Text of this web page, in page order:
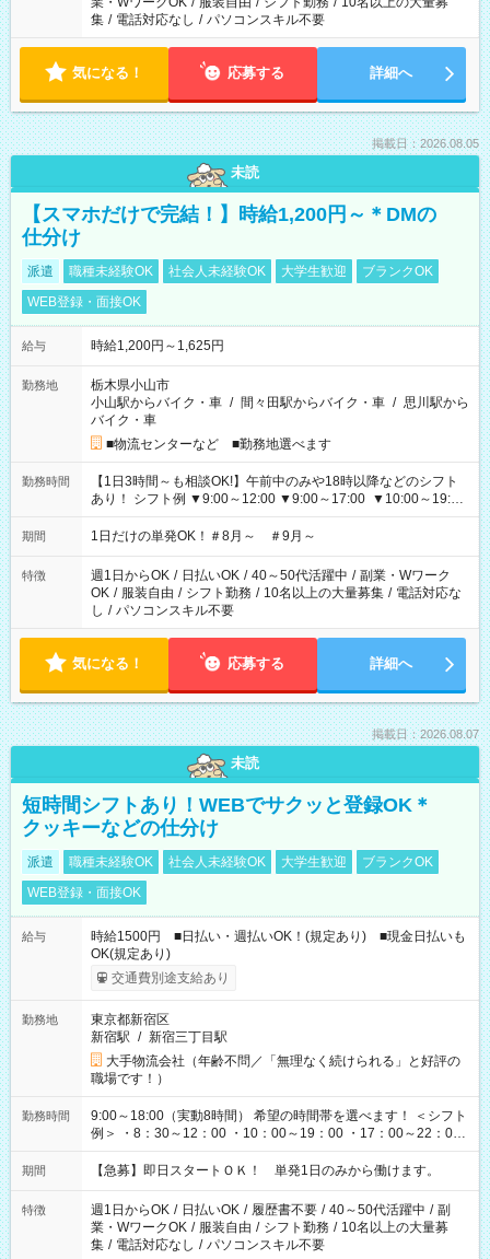
集 / 電話対応なし / パソコンスキル不要
気になる！ 応募する 詳細へ
掲載日：2026.08.05
未読
【スマホだけで完結！】時給1,200円～＊DMの
仕分け
派遣 職種未経験OK 社会人未経験OK 大学生歓迎
ブランクOK
WEB登録・面接OK
給与 時給1,200円～1,625円
勤務地
栃木県小山市
小山駅からバイク・車 / 間々田駅からバイク・車 / 思川駅から
バイク・車
■物流センターなど ■勤務地選べます
勤務時間
【1日3時間～も相談OK!】午前中のみや18時以降などのシフト
あり！ シフト例 ▼9:00～12:00 ▼9:00～17:00 ▼10:00～19:00
▼18:00～21:00
期間 1日だけの単発OK！＃8月～ ＃9月～
特徴 週1日からOK / 日払いOK / 40～50代活躍中 / 副業・Wワーク
OK / 服装自由 / シフト勤務 / 10名以上の大量募集 / 電話対応な
し / パソコンスキル不要
気になる！ 応募する 詳細へ
掲載日：2026.08.07
未読
短時間シフトあり！WEBでサクッと登録OK＊
クッキーなどの仕分け
派遣 職種未経験OK 社会人未経験OK 大学生歓迎
ブランクOK
WEB登録・面接OK
給与
時給1500円 ■日払い・週払いOK！(規定あり) ■現金日払いも
OK(規定あり)
交通費別途支給あり
勤務地
東京都新宿区
新宿駅 / 新宿三丁目駅
大手物流会社（年齢不問／「無理なく続けられる」と好評の
職場です！）
勤務時間
9:00～18:00（実動8時間） 希望の時間帯を選べます！ ＜シフト
例＞ ・8：30～12：00 ・10：00～19：00 ・17：00～22：00
・13：00～22：00 ・22：00～翌6：00 など
期間 【急募】即日スタートＯＫ！ 単発1日のみから働けます。
特徴 週1日からOK / 日払いOK / 履歴書不要 / 40～50代活躍中 / 副
業・WワークOK / 服装自由 / シフト勤務 / 10名以上の大量募
集 / 電話対応なし / パソコンスキル不要